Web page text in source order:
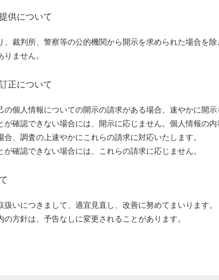
供について
、裁判所、警察等の公的機関から開示を求められた場合を
ません。
正について
の個人情報についての開示の請求がある場合、速やかに開示
が確認できない場合には、開示に応じません。個人情報の
、調査の上速やかにこれらの請求に対応いたします。
確認できない場合には、これらの請求に応じません。
いにつきまして、適宜見直し、改善に努めてまいります。
の方針は、予告なしに変更されることがあります。